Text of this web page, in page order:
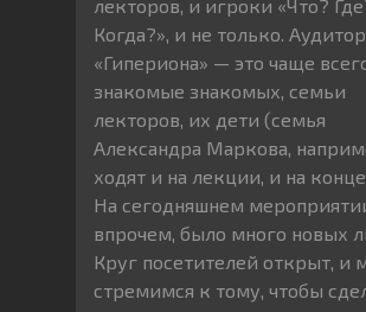
лекторов, и игроки «Что?
Когда?», и не только.
«Гипериона» — это чаще
знакомые знакомых, семьи
лекторов, их дети (семья
Александра Маркова,
ходят и на лекции, и на
На сегодняшнем
впрочем, было много новых
Круг посетителей открыт, и
стремимся к тому, чтобы